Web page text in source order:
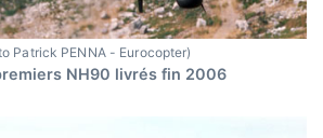
Patrick PENNA - Eurocopter)
NH90 livrés fin 2006